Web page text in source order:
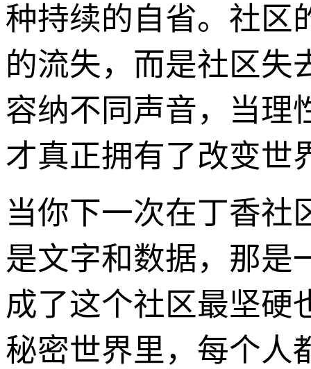
种持续的自省。社区
的流失，而是社区失
容纳不同声音，当理
才真正拥有了改变世
当你下一次在丁香社
是文字和数据，那是
成了这个社区最坚硬
秘密世界里，每个人